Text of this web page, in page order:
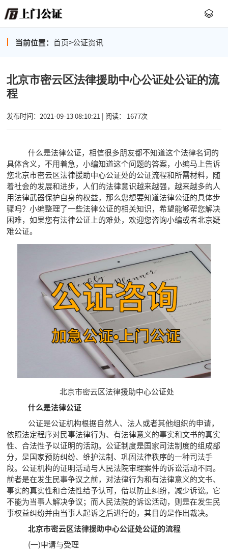
当前位置： 首页>公证资讯
北京市密云区法律援助中心公证处公证的流
程
发布时间：2021-09-13 08:10:21 | 阅读： 1677次
什么是法律公证，相信很多朋友都不知道这个法律名词的
具体含义，不用着急，小编知道这个问题的答案，小编马上告诉
您北京市密云区法律援助中心公证处的公证流程和所需材料，随
着社会的发展和进步，人们的法律意识越来越强，越来越多的人
用法律武器保护自身的权益，那么您想要知道法律公证的具体步
骤吗？小编整理了一些法律公证的相关知识，希望能够帮您解决
困难，如果您有法律公证上的难处，欢迎您咨询小编或者北京疑
难公证。
北京市密云区法律援助中心公证处
什么是法律公证
公证是公证机构根据自然人、法人或者其他组织的申请，
依照法定程序对民事法律行为、有法律意义的事实和文书的真实
性、合法性予以证明的活动。公证制度是国家司法制度的组成部
分，是国家预防纠纷、维护法制、巩固法律秩序的一种司法手
段。公证机构的证明活动与人民法院审理案件的诉讼活动不同。
前者是在发生民事争议之前，对法律行为和有法律意义的文书、
事实的真实性和合法性给予认可，借以防止纠纷，减少诉讼。它
不能为当事人解决争议；而人民法院的诉讼活动，则是在发生民
事权益纠纷并由当事人起诉之后进行的，其目的是作出裁决。
北京市密云区法律援助中心公证处公证的流程
(一)申请与受理